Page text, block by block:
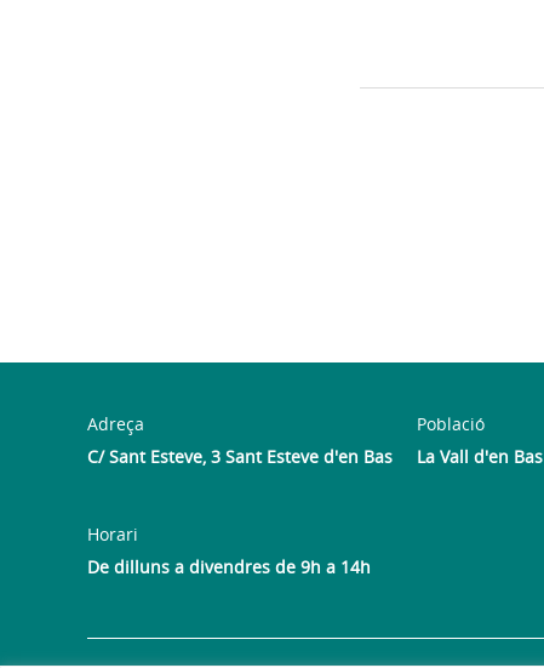
Adreça
C/ Sant Esteve, 3 Sant Esteve d'en Bas
Població
La Vall d'en Bas
Horari
De dilluns a divendres de 9h a 14h